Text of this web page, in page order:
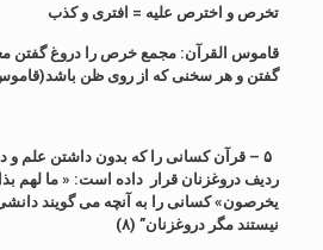
تخرص و اخترص علیه = افتری و کذب
قاموس القرآن: مجمع خرص را دروغ گفتن
گفتن و هر سخنی که از روی ظن
۵ – قرآن کسانی را که بدون داشتن علم و
ردیف دروغزنان قرار داده است: « ما لهم
یخرصون» کسانی را به آنچه می گویند
نیستند مگر دروغزنان” (۸)